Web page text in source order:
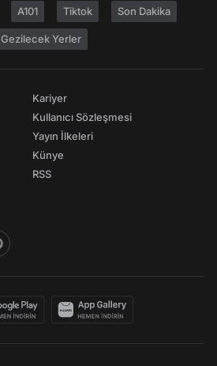
A101 Tiktok Son Dakika
Gezilecek Yerler
Kariyer
Kullanıcı Sözleşmesi
Yayın İlkeleri
Künye
RSS